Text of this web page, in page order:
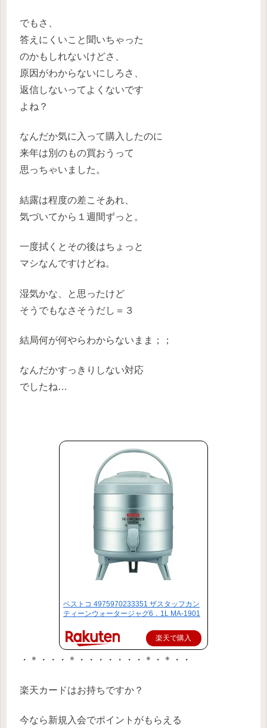
でもさ、
答えにくいこと聞いちゃった
のかもしれないけどさ、
原因がわからないにしろさ、
返信しないってよくないです
よね？
なんだか気に入って購入したのに
来年は別のもの買おうって
思っちゃいました。
結露は程度の差こそあれ、
気づいてから１週間ずっと。
一度拭くとその後はちょっと
マシなんですけどね。
湿気かな、と思ったけど
そうでもなさそうだし＝３
結局何が何やらわからないまま；；
なんだかすっきりしない対応
でしたね…
ベストコ 4975970233351 ザスタッフカン
ティーンウォータージャグ6．1L MA-1901
楽天で購入
・＊・・・＊・・・・・・・＊・＊・・
楽天カードはお持ちですか？
今なら新規入会でポイントがもらえる